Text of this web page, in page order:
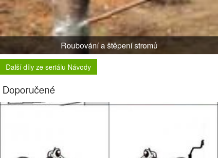
Roubování a štěpení stromů
Další díly ze seriálu Návody
Doporučené